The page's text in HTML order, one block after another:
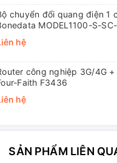
chuyển đổi quang điện 1
MODEL1100-S-
hệ
công nghiệp 3G/4G +
Faith F3436
hệ
SẢN PHẨM LIÊN